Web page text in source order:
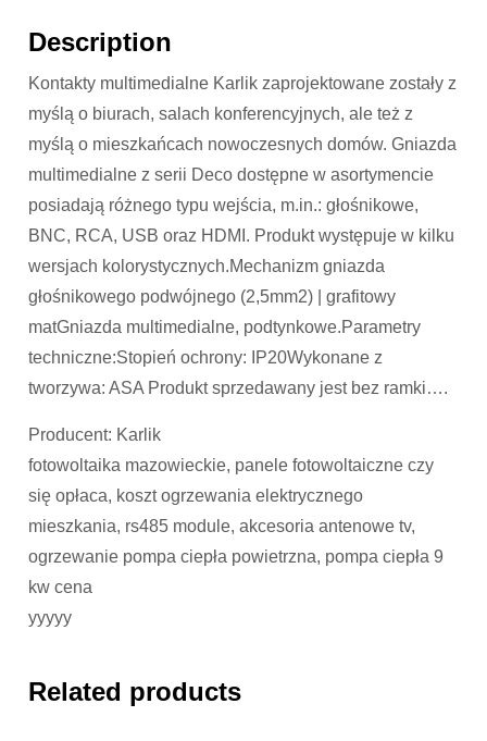
Description
Kontakty multimedialne Karlik zaprojektowane zostały z
myślą o biurach, salach konferencyjnych, ale też z
myślą o mieszkańcach nowoczesnych domów. Gniazda
multimedialne z serii Deco dostępne w asortymencie
posiadają różnego typu wejścia, m.in.: głośnikowe,
BNC, RCA, USB oraz HDMI. Produkt występuje w kilku
wersjach kolorystycznych.Mechanizm gniazda
głośnikowego podwójnego (2,5mm2) | grafitowy
matGniazda multimedialne, podtynkowe.Parametry
techniczne:Stopień ochrony: IP20Wykonane z
tworzywa: ASA Produkt sprzedawany jest bez ramki….
Producent: Karlik
fotowoltaika mazowieckie, panele fotowoltaiczne czy
się opłaca, koszt ogrzewania elektrycznego
mieszkania, rs485 module, akcesoria antenowe tv,
ogrzewanie pompa ciepła powietrzna, pompa ciepła 9
kw cena
yyyyy
Related products